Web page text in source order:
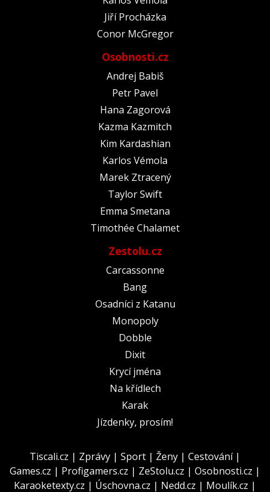
Jiří Procházka
Conor McGregor
Osobnosti.cz
Andrej Babiš
Petr Pavel
Hana Zagorová
Kazma Kazmitch
Kim Kardashian
Karlos Vémola
Marek Ztracený
Taylor Swift
Emma Smetana
Timothée Chalamet
Zestolu.cz
Carcassonne
Bang
Osadníci z Katanu
Monopoly
Dobble
Dixit
Krycí jména
Na křídlech
Karak
Jízdenky, prosím!
Tiscali.cz | Zprávy | Sport | Ženy | Cestování|
Games.cz | Profigamers.cz | ZeStolu.cz | Osobnosti.cz |
Karaoketexty.cz | Úschovna.cz | Nedd.cz | Moulík.cz |